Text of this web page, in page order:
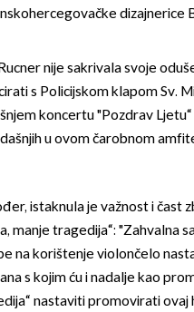
dizajnerice
nije sakrivala svoje
s Policijskom klapom Sv.
koncertu "Pozdrav
u ovom čarobnom
istaknula je važnost i čast
manje tragedija“: "Zahvalna
na korištenje violončelo
s kojim ću i nadalje kao
nastaviti promovirati ovaj